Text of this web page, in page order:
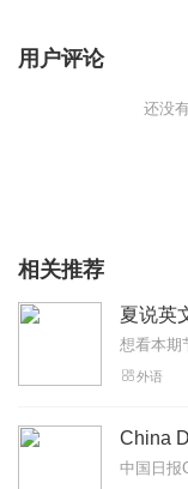
用户评论
还没
相关推荐
外语
China